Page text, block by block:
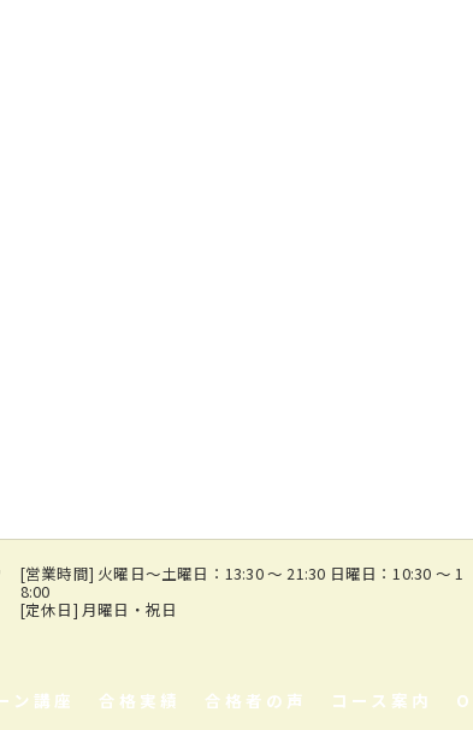
[営業時間] 火曜日～土曜日：13:30 ～ 21:30 日曜日：10:30 ～ 1
8:00
[定休日] 月曜日・祝日
ン講座 合格実績 合格者の声 コース案内